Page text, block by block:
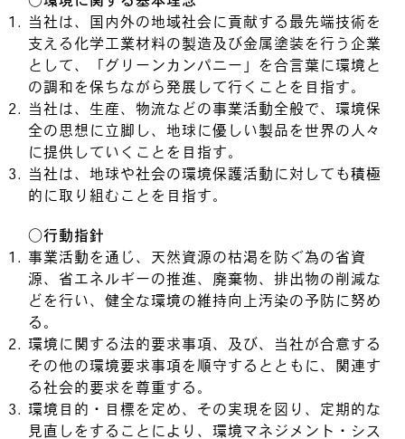
当社は、国内外の地域社会に貢献する最先端技術を
支える化学工業材料の製造及び金属塗装を行う企業
として、「グリーンカンパニー」を合言葉に環境と
の調和を保ちながら発展して行くことを目指す。
当社は、生産、物流などの事業活動全般で、環境保
全の思想に立脚し、地球に優しい製品を世界の人々
に提供していくことを目指す。
当社は、地球や社会の環境保護活動に対しても積極
的に取り組むことを目指す。
○行動指針
事業活動を通じ、天然資源の枯渇を防ぐ為の省資
源、省エネルギーの推進、廃棄物、排出物の削減な
どを行い、健全な環境の維持向上汚染の予防に努め
る。
環境に関する法的要求事項、及び、当社が合意する
その他の環境要求事項を順守するとともに、関連す
る社会的要求を尊重する。
環境目的・目標を定め、その実現を図り、定期的な
見直しをすることにより、環境マネジメント・シス